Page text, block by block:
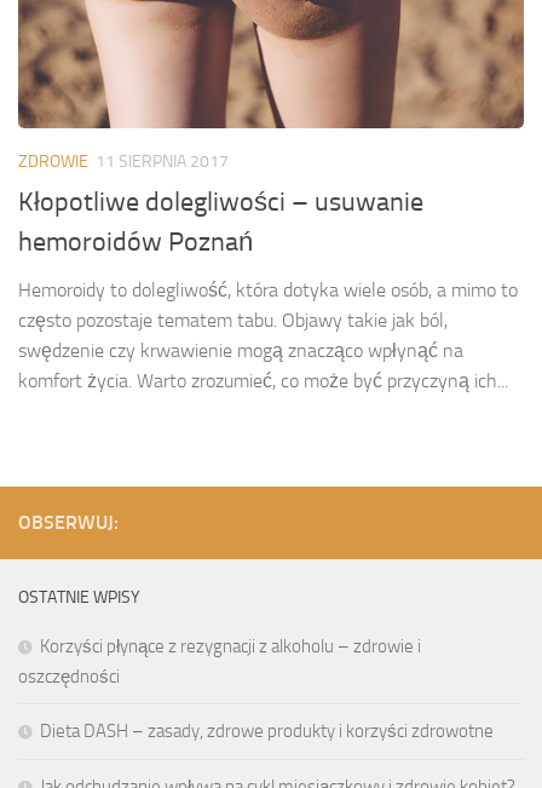
ZDROWIE 11 SIERPNIA 2017
Kłopotliwe dolegliwości – usuwanie
hemoroidów Poznań
Hemoroidy to dolegliwość, która dotyka wiele osób, a mimo to
często pozostaje tematem tabu. Objawy takie jak ból,
swędzenie czy krwawienie mogą znacząco wpłynąć na
komfort życia. Warto zrozumieć, co może być przyczyną ich...
OBSERWUJ:
OSTATNIE WPISY
Korzyści płynące z rezygnacji z alkoholu – zdrowie i
oszczędności
Dieta DASH – zasady, zdrowe produkty i korzyści zdrowotne